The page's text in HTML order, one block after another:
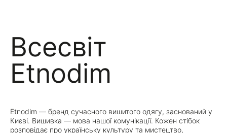
Всесвіт
Etnodim
Etnodim — бренд сучасного вишитого одягу, заснований у
Києві. Вишивка — мова нашої комунікації. Кожен стібок
розповідає про українську культуру та мистецтво,